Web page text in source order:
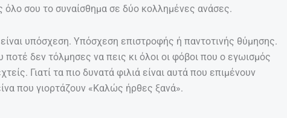
όλο σου το συναίσθημα σε δύο κολλημένες ανάσες.
είναι υπόσχεση. Υπόσχεση επιστροφής ή παντοτινής θύμησης.
ποτέ δεν τόλμησες να πεις κι όλοι οι φόβοι που ο εγωισμός
Γιατί τα πιο δυνατά φιλιά είναι αυτά που επιμένουν
που γιορτάζουν «Καλώς ήρθες ξανά».